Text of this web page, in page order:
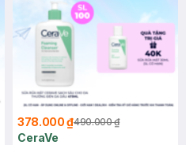
378.000 ₫490.000 ₫
CeraVe